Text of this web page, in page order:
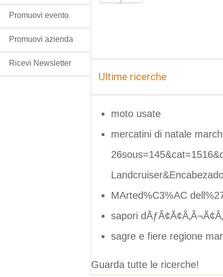
Ultime ricerche
moto usate
mercatini di natale
MArted%C3%AC
sapori
sagre e fiere regione
Guarda tutte le ricerche!
Promuovi evento
Promuovi azienda
Ricevi Newsletter